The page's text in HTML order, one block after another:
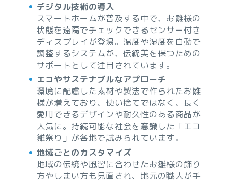
デジタル技術の導入
スマートホームが普及する中で、お雛様の
状態を遠隔でチェックできるセンサー付き
ディスプレイが登場。温度や湿度を自動で
調整するシステムが、伝統美を保つための
サポートとして注目されています。
エコやサステナブルなアプローチ
環境に配慮した素材や製法で作られたお雛
様が増えており、使い捨てではなく、長く
愛用できるデザインや耐久性のある商品が
人気に。持続可能な社会を意識した「エコ
雛祭り」が各地で試みられています。
地域ごとのカスタマイズ
地域の伝統や風習に合わせたお雛様の飾り
方やしまい方も見直され、地元の職人が手